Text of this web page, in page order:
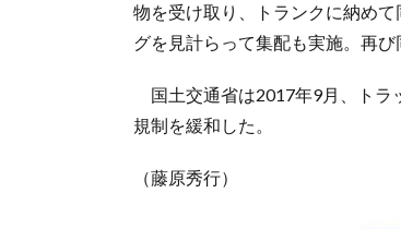
物を受け取り、トランクに納め
グを見計らって集配も実施。再び
国土交通省は2017年9月、トラ
規制を緩和した。
（藤原秀行）